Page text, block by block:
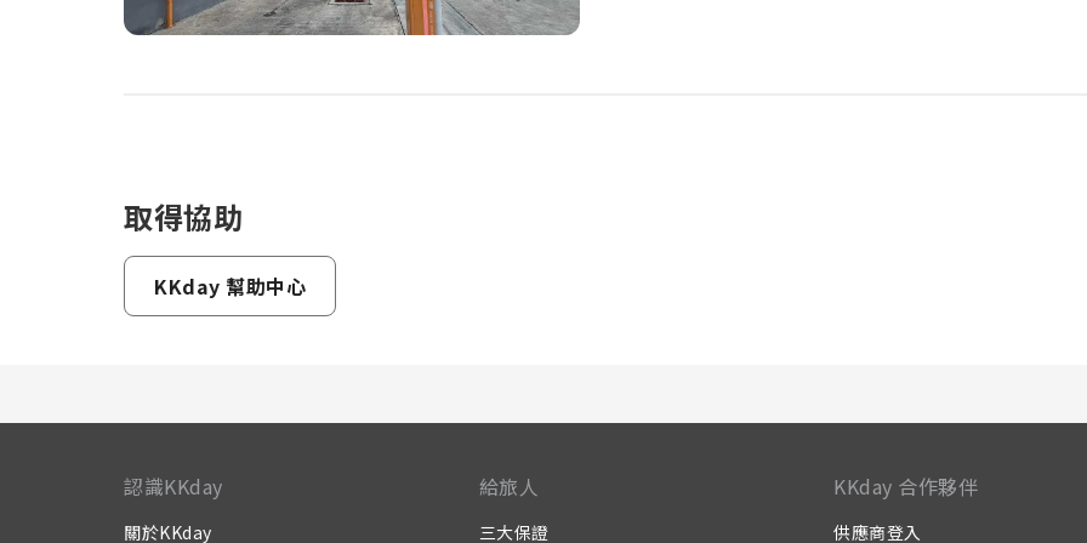
取得協助
KKday 幫助中心
認識KKday
關於KKday
給旅人
三大保證
KKday 合作夥伴
供應商登入